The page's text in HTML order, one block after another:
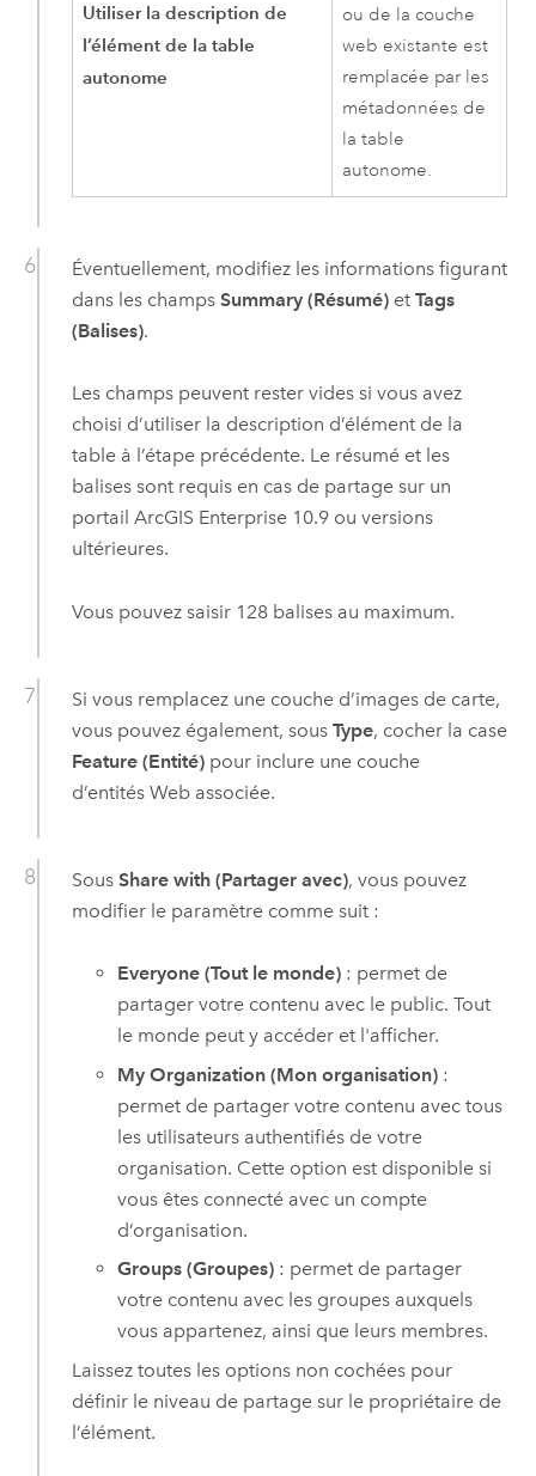
Utiliser la description de
l’élément de la table
autonome
ou de la couche
web existante est
remplacée par les
métadonnées de
la table
autonome.
Éventuellement, modifiez les informations figurant
dans les champs Summary (Résumé)et Tags
(Balises).
Les champs peuvent rester vides si vous avez
choisi d’utiliser la description d’élément de la
table à l’étape précédente. Le résumé et les
balises sont requis en cas de partage sur un
portail ArcGIS Enterprise 10.9ou versions
ultérieures.
Vous pouvez saisir 128 balises au maximum.
Si vous remplacez une couche d’images de carte,
vous pouvez également, sous Type, cocher la case
Feature (Entité)pour inclure une couche
d’entités Web associée.
Sous Share with (Partager avec), vous pouvez
modifier le paramètre comme suit :
Everyone (Tout le monde) : permet de
partager votre contenu avec le public. Tout
le monde peut y accéder et l'afficher.
My Organization (Mon organisation) :
permet de partager votre contenu avec tous
les utilisateurs authentifiés de votre
organisation. Cette option est disponible si
vous êtes connecté avec un compte
d’organisation.
Groups (Groupes) : permet de partager
votre contenu avec les groupes auxquels
vous appartenez, ainsi que leurs membres.
Laissez toutes les options non cochées pour
définir le niveau de partage sur le propriétaire de
l’élément.